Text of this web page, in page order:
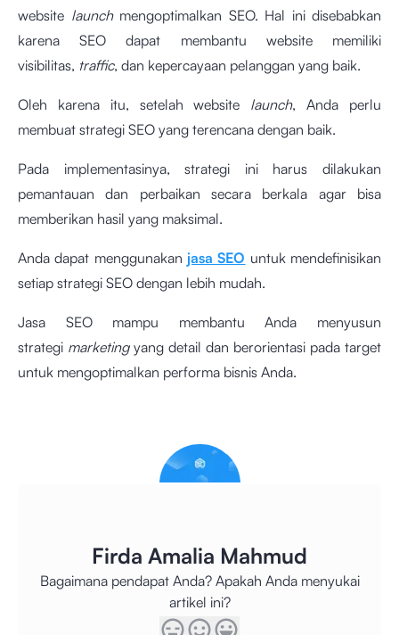
website launch mengoptimalkan SEO. Hal ini disebabkan
karena SEO dapat membantu website memiliki
visibilitas, traffic, dan kepercayaan pelanggan yang baik.
Oleh karena itu, setelah website launch, Anda perlu
membuat strategi SEO yang terencana dengan baik.
Pada implementasinya, strategi ini harus dilakukan
pemantauan dan perbaikan secara berkala agar bisa
memberikan hasil yang maksimal.
Anda dapat menggunakan jasa SEO untuk mendefinisikan
setiap strategi SEO dengan lebih mudah.
Jasa SEO mampu membantu Anda menyusun
strategi marketingyang detail dan berorientasi pada target
untuk mengoptimalkan performa bisnis Anda.
Firda Amalia Mahmud
Bagaimana pendapat Anda? Apakah Anda menyukai
artikel ini?